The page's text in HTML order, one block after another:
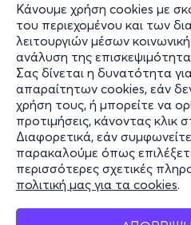
Κάνουμε χρήση cookies με
του περιεχομένου και των
λειτουργιών μέσων
ανάλυση της
Σας δίνεται η δυνατότητα
απαραίτητων cookies, εάν
χρήση τους, ή μπορείτε να
προτιμήσεις, κάνοντας κλικ
Διαφορετικά, εάν
παρακαλούμε όπως
περισσότερες σχετικές
πολιτική μας για τα cookies.
Πληροφορίες
Υποστήριξη
Stay Connected
Mobile app